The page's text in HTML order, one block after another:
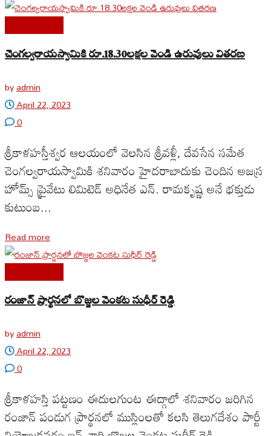
చెంగల్వరాయస్వామికి రూ.18.30లక్షల వెండి ఉరువులు వితరణ
byadmin
April 22, 2023
0
శ్రీకాళహస్తీశ్వర ఆలయంలో వెలసిన శ్రీవళ్లీ, దేవసేన సమేత
చెంగల్వరాయస్వామికి శనివారం హైదరాబాదుకు చెందిన అజస్ర
హోమ్స్ ప్రైవేటు లిమిటెడ్ అధినేత ఎన్. రామకృష్ణ అనే భక్తుడు
కుటుంబ...
Read more
రంజాన్ ప్రార్థనలో బొజ్జల వెంకట సుధీర్ రెడ్డి
byadmin
April 22, 2023
0
శ్రీకాళహస్తి పట్టణం ఈదులగుంట ఈద్గాలో శనివారం జరిగిన
రంజాన్ పండుగ ప్రార్థనలో ముస్లింలతో కలసి తెలుగదేశం పార్టీ